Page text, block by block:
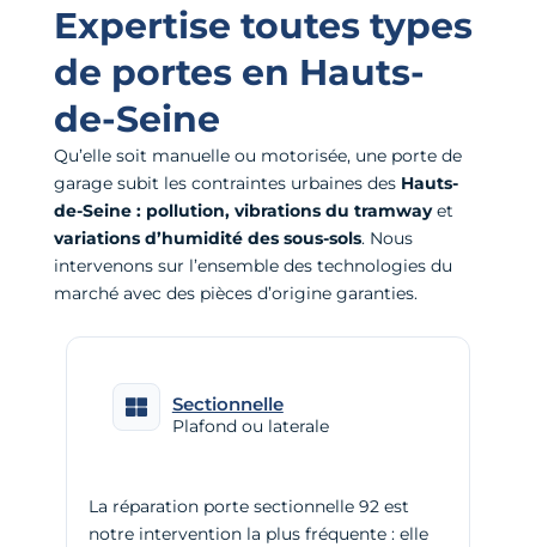
Expertise toutes types
de portes en Hauts-
de-Seine
Qu’elle soit manuelle ou motorisée, une porte de
garage subit les contraintes urbaines des Hauts-
de-Seine : pollution, vibrations du tramwayet
variations d’humidité des sous-sols. Nous
intervenons sur l’ensemble des technologies du
marché avec des pièces d’origine garanties.
Sectionnelle
Plafond ou laterale
La réparation porte sectionnelle 92 est
notre intervention la plus fréquente : elle